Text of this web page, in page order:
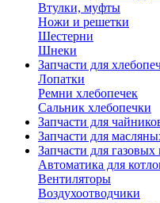
Втулки, муфты
Ножи и решетки
Шестерни
Шнеки
Запчасти для
Лопатки
Ремни хлебопечек
Сальник хлебопечки
Запчасти для
Запчасти для
Запчасти для
Автоматика для
Вентиляторы
Воздухоотводчики